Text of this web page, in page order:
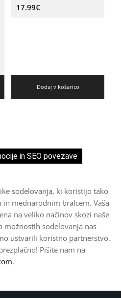
17.99€
Dodaj v košarico
in SEO povezave
sodelovanja, ki koristijo tako
mednarodnim bralcem. Vaša
na veliko načinov skozi naše
možnostih sodelovanja nas
ustvarili koristno partnerstvo.
Pišite nam na
.